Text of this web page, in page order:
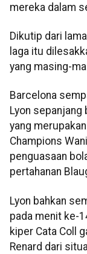
mereka dalam
Dikutip dari
laga itu
yang masing-
Barcelona
Lyon
yang
Champions
penguasaan
pertahanan
Lyon bahkan
pada menit ke-
kiper Cata Coll
Renard dari